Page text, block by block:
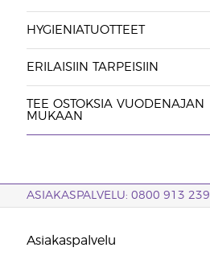
HYGIENIATUOTTEET
ERILAISIIN TARPEISIIN
TEE OSTOKSIA VUODENAJAN
MUKAAN
ASIAKASPALVELU: 0800 913 239
Asiakaspalvelu